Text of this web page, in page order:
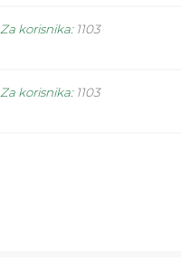
Za korisnika: 1103
Za korisnika: 1103